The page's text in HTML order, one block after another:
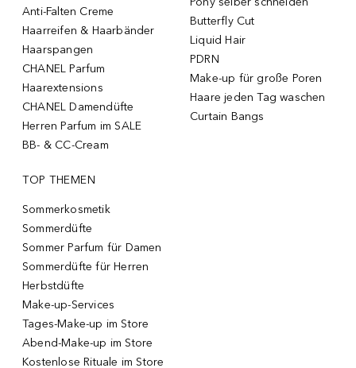
Anti-Falten Creme
Haarreifen & Haarbänder
Haarspangen
CHANEL Parfum
Haarextensions
CHANEL Damendüfte
Herren Parfum im SALE
BB- & CC-Cream
Butterfly Cut
Liquid Hair
PDRN
Make-up für große Poren
Haare jeden Tag waschen
Curtain Bangs
TOP THEMEN
Sommerkosmetik
Sommerdüfte
Sommer Parfum für Damen
Sommerdüfte für Herren
Herbstdüfte
Make-up-Services
Tages-Make-up im Store
Abend-Make-up im Store
Kostenlose Rituale im Store